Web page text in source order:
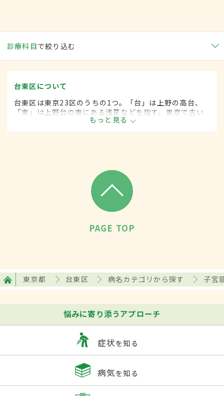
診療科目で絞り込む
台東区について
台東区は東京23区のうちの1つ。「台」は上野の高台、
「東」は上野台の東にある浅草などを指す。東京で古い
市街地のひとつ。区内には美術館や博物館が建築され、
アートの発信地とされる。街の中心の上野には全国から
もっと見る
PAGE TOP
東京都 台東区 病名カテゴリから探す 子宮
悩みに寄り添うアプローチ
症状を知る
病気を知る